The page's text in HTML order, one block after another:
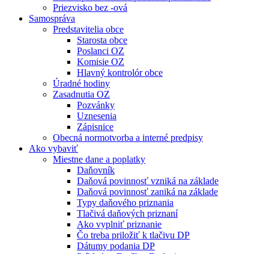
Priezvisko bez -ová
Samospráva
Predstavitelia obce
Starosta obce
Poslanci OZ
Komisie OZ
Hlavný kontrolór obce
Úradné hodiny
Zasadnutia OZ
Pozvánky
Uznesenia
Zápisnice
Obecná normotvorba a interné predpisy
Ako vybaviť
Miestne dane a poplatky
Daňovník
Daňová povinnosť vzniká na základe
Daňová povinnosť zaniká na základe
Typy daňového priznania
Tlačivá daňových priznaní
Ako vyplniť priznanie
Čo treba priložiť k tlačivu DP
Dátumy podania DP